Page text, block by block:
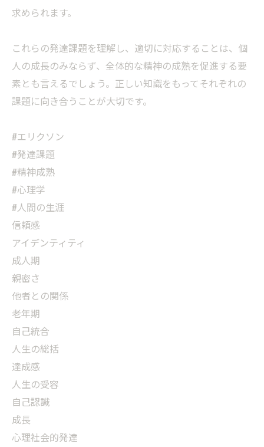
求められます。
これらの発達課題を理解し、適切に対応することは、個
人の成長のみならず、全体的な精神の成熟を促進する要
素とも言えるでしょう。正しい知識をもってそれぞれの
課題に向き合うことが大切です。
#エリクソン
#発達課題
#精神成熟
#心理学
#人間の生涯
信頼感
アイデンティティ
成人期
親密さ
他者との関係
老年期
自己統合
人生の総括
達成感
人生の受容
自己認識
成長
心理社会的発達